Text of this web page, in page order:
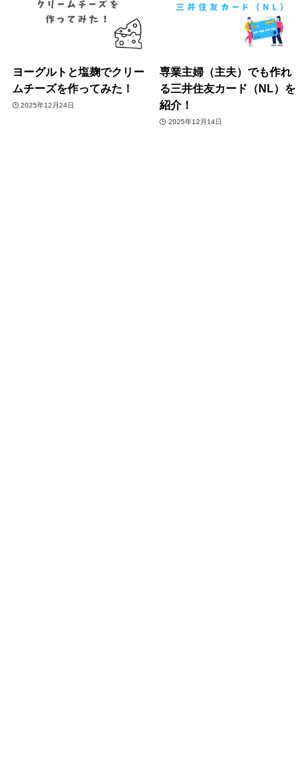
ヨーグルトと塩麹でクリー
ムチーズを作ってみた！
2025年12月24日
専業主婦（主夫）でも作れ
る三井住友カード（NL）を
紹介！
2025年12月14日